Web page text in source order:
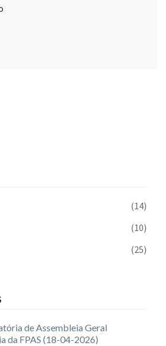
(14)
(10)
(25)
de Assembleia Geral
da FPAS (18-04-2026)